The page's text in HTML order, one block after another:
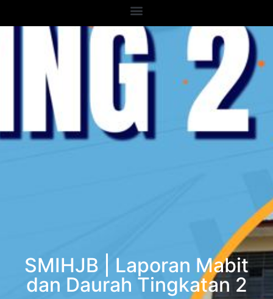
SMIHJB | Laporan Mabit
dan Daurah Tingkatan 2